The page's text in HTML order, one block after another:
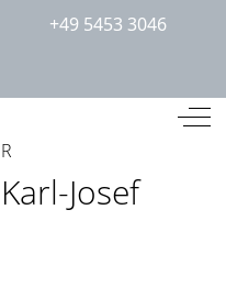
+49 5453 3046
Josef